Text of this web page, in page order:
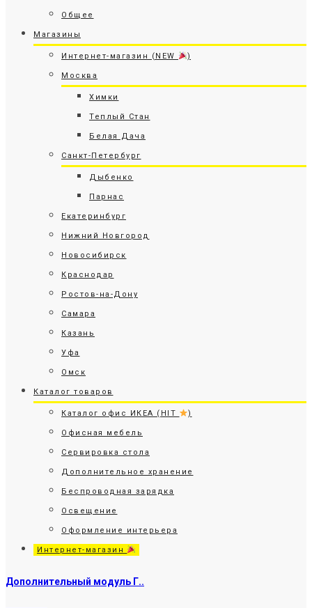
Общее
Магазины
Интернет-магазин (NEW )
Москва
Химки
Теплый Стан
Белая Дача
Санкт-Петербург
Дыбенко
Парнас
Екатеринбург
Нижний Новгород
Новосибирск
Краснодар
Ростов-на-Дону
Самара
Казань
Уфа
Омск
Каталог товаров
Каталог офис ИКЕА (HIT )
Офисная мебель
Сервировка стола
Дополнительное хранение
Беспроводная зарядка
Освещение
Оформление интерьера
Интернет-магазин
Дополнительный модуль Г..